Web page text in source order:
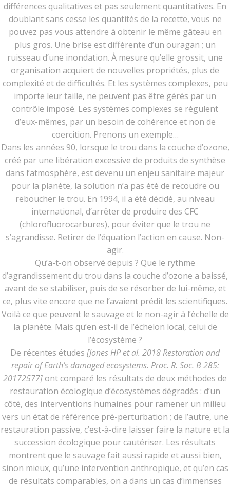
différences qualitatives et pas seulement quantitatives. En
doublant sans cesse les quantités de la recette, vous ne
pouvez pas vous attendre à obtenir le même gâteau en
plus gros. Une brise est différente d’un ouragan ; un
ruisseau d’une inondation. À mesure qu’elle grossit, une
organisation acquiert de nouvelles propriétés, plus de
complexité et de difficultés. Et les systèmes complexes, peu
importe leur taille, ne peuvent pas être gérés par un
contrôle imposé. Les systèmes complexes se régulent
d’eux-mêmes, par un besoin de cohérence et non de
coercition. Prenons un exemple…
Dans les années 90, lorsque le trou dans la couche d’ozone,
créé par une libération excessive de produits de synthèse
dans l’atmosphère, est devenu un enjeu sanitaire majeur
pour la planète, la solution n’a pas été de recoudre ou
reboucher le trou. En 1994, il a été décidé, au niveau
international, d’arrêter de produire des CFC
(chlorofluorocarbures), pour éviter que le trou ne
s’agrandisse. Retirer de l’équation l’action en cause. Non-
agir.
Qu’a-t-on observé depuis ? Que le rythme
d’agrandissement du trou dans la couche d’ozone a baissé,
avant de se stabiliser, puis de se résorber de lui-même, et
ce, plus vite encore que ne l’avaient prédit les scientifiques.
Voilà ce que peuvent le sauvage et le non-agir à l’échelle de
la planète. Mais qu’en est-il de l’échelon local, celui de
l’écosystème ?
De récentes études [Jones HP et al. 2018 Restoration and
repair of Earth’s damaged ecosystems. Proc. R. Soc. B 285:
20172577]ont comparé les résultats de deux méthodes de
restauration écologique d’écosystèmes dégradés : d’un
côté, des interventions humaines pour ramener un milieu
vers un état de référence pré-perturbation ; de l’autre, une
restauration passive, c’est-à-dire laisser faire la nature et la
succession écologique pour cautériser. Les résultats
montrent que le sauvage fait aussi rapide et aussi bien,
sinon mieux, qu’une intervention anthropique, et qu’en cas
de résultats comparables, on a dans un cas d’immenses